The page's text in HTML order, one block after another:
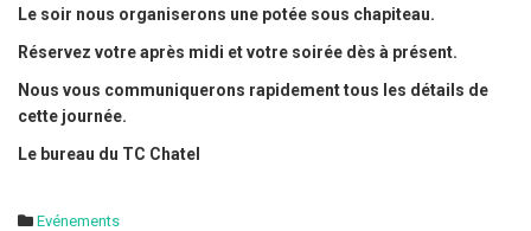
Le soir nous organiserons une potée sous chapiteau.
Réservez votre après midi et votre soirée dès à présent.
Nous vous communiquerons rapidement tous les détails de
cette journée.
Le bureau du TC Chatel
Evénements